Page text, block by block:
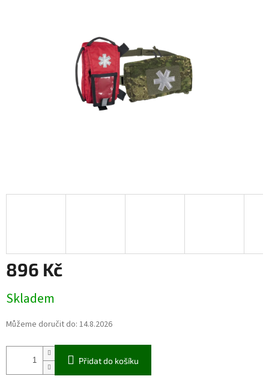
896 Kč
cena:
Skladem
Můžeme doručit do: 14.8.2026
Přidat do košíku